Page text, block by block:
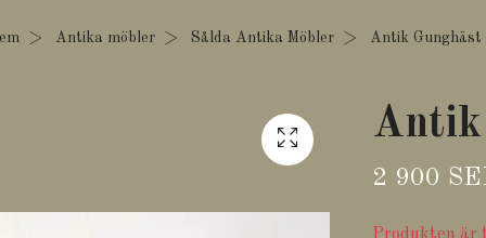
Antika möbler Sålda Antika Möbler Antik Gunghäst
Antik
2 900